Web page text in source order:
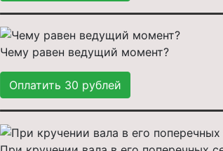
Чему равен ведущий момент?